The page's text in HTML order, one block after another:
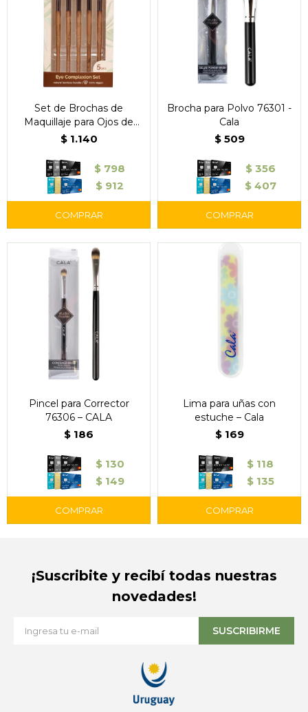
Set de Brochas de
Maquillaje para Ojos de
Bambú
$ 1.140
$ 798
$ 912
Brocha para Polvo 76301 -
Cala
$ 509
$ 356
$ 407
Pincel para Corrector
76306 – CALA
$ 186
$ 130
$ 149
Lima para uñas con
estuche – Cala
$ 169
$ 118
$ 135
¡Suscribite y recibí todas nuestras
novedades!
SUSCRIBIRME